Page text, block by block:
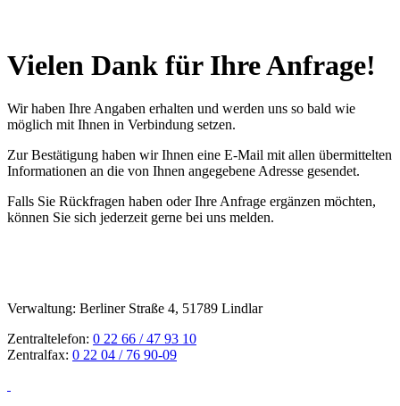
Vielen Dank für Ihre Anfrage!
Wir haben Ihre Angaben erhalten und werden uns so bald wie
möglich mit Ihnen in Verbindung setzen.
Zur Bestätigung haben wir Ihnen eine E-Mail mit allen übermittelten
Informationen an die von Ihnen angegebene Adresse gesendet.
Falls Sie Rückfragen haben oder Ihre Anfrage ergänzen möchten,
können Sie sich jederzeit gerne bei uns melden.
Verwaltung: Berliner Straße 4, 51789 Lindlar
Zentraltelefon: 0 22 66 / 47 93 10
Zentralfax: 0 22 04 / 76 90-09